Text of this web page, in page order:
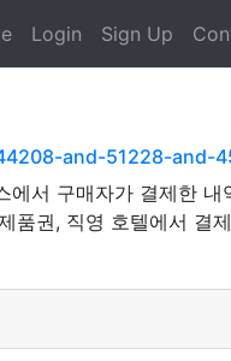
Login Sign Up
and-51228-and-
에서 구매자가 결제한 내
품권, 직영 호텔에서 결